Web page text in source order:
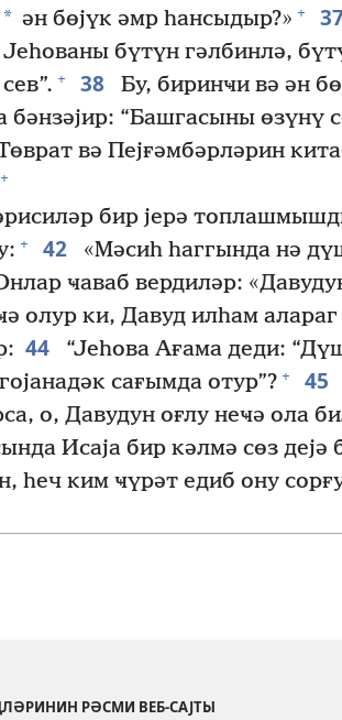
* ән бөјүк әмр һансыдыр?» +
бүтүн гәлбинлә,
+ 38 Бу, биринҹи вә ән
бәнзәјир: “Башгасыны өзүнү
вә Пејғәмбәрләрин
+
бир јерә
+ 42
«Мәсиһ һаггында нә
ҹаваб вердиләр:
олур ки, Давуд илһам алараг
44
“Јеһова Ағама деди:
сағымда отур”? + 45
о, Давудун оғлу неҹә ола
Исаја бир кәлмә сөз дејә
һеч ким ҹүрәт едиб ону
РӘСМИ ВЕБ-САЈТЫ